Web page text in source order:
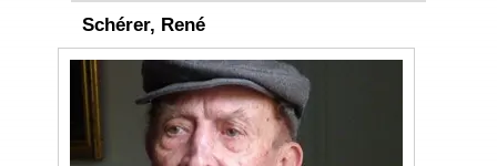
Schérer, René